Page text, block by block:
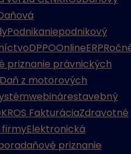
Podnikaniepodnikový
DPPOOnlineERP
priznanie právnických
Daň z motorových
webinárestavebný
KROS FakturáciaZdravotné
firmyElektronická
daňové priznanie